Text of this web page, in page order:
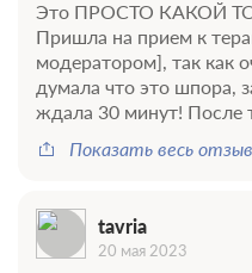
0 фото
Подробнее
12м 2
сахарный диабет
Это ПРОСТО КАКОЙ ТО
Пришла на прием к
модератором], так как
думала что это шпора,
ждала 30 минут! После
Показать весь отзыв
tavria
20 мая 2023